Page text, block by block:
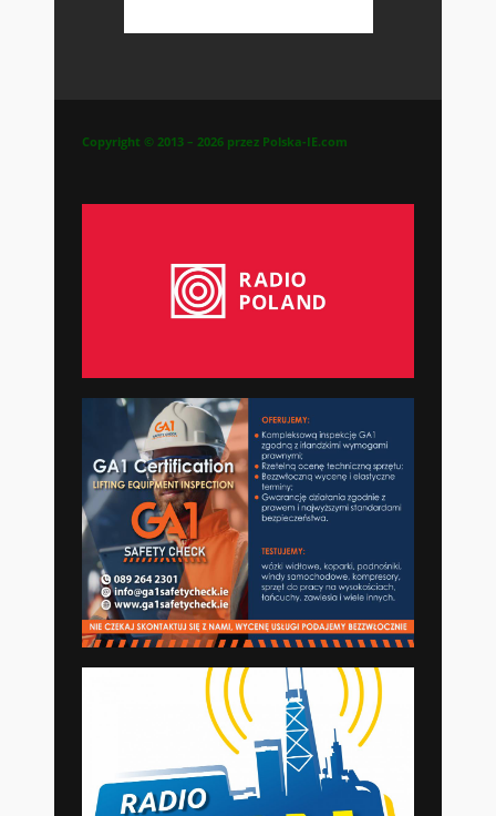
Copyright © 2013 – 2026 przez Polska-IE.com